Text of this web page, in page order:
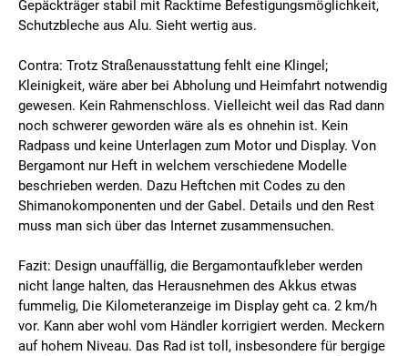
Gepäckträger stabil mit Racktime Befestigungsmöglichkeit,
Schutzbleche aus Alu. Sieht wertig aus.
Contra: Trotz Straßenausstattung fehlt eine Klingel;
Kleinigkeit, wäre aber bei Abholung und Heimfahrt notwendig
gewesen. Kein Rahmenschloss. Vielleicht weil das Rad dann
noch schwerer geworden wäre als es ohnehin ist. Kein
Radpass und keine Unterlagen zum Motor und Display. Von
Bergamont nur Heft in welchem verschiedene Modelle
beschrieben werden. Dazu Heftchen mit Codes zu den
Shimanokomponenten und der Gabel. Details und den Rest
muss man sich über das Internet zusammensuchen.
Fazit: Design unauffällig, die Bergamontaufkleber werden
nicht lange halten, das Herausnehmen des Akkus etwas
fummelig, Die Kilometeranzeige im Display geht ca. 2 km/h
vor. Kann aber wohl vom Händler korrigiert werden. Meckern
auf hohem Niveau. Das Rad ist toll, insbesondere für bergige